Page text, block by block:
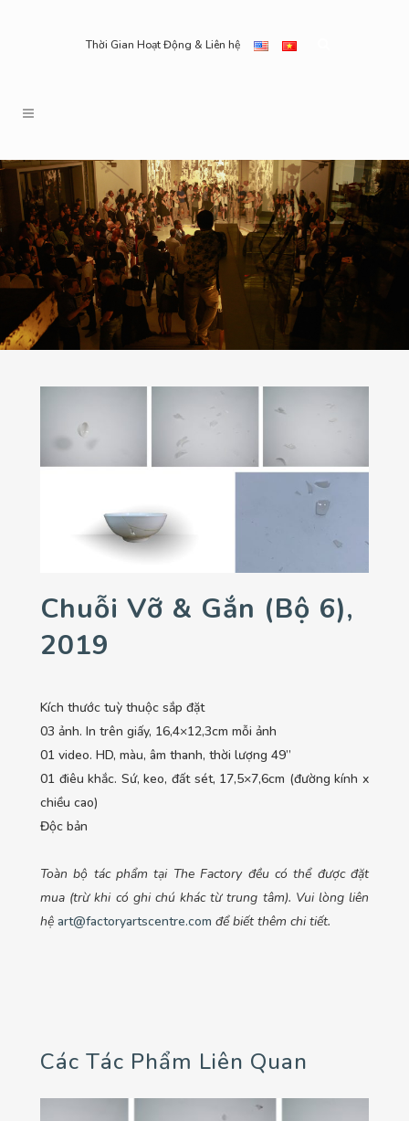
Thời Gian Hoạt Động & Liên hệ
Chuỗi Vỡ & Gắn (bộ 6),
2019
Kích thước tuỳ thuộc sắp đặt
03 ảnh. In trên giấy, 16,4×12,3cm mỗi ảnh
01 video. HD, màu, âm thanh, thời lượng 49’’
01 điêu khắc. Sứ, keo, đất sét, 17,5×7,6cm (đường kính x
chiều cao)
Độc bản
Toàn bộ tác phẩm tại The Factory đều có thể được đặt
mua (trừ khi có ghi chú khác từ trung tâm). Vui lòng liên
hệ art@factoryartscentre.com để biết thêm chi tiết.
Các Tác Phẩm Liên Quan